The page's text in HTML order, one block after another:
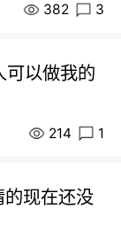
382 3
可以做我的
214 1
现在还没